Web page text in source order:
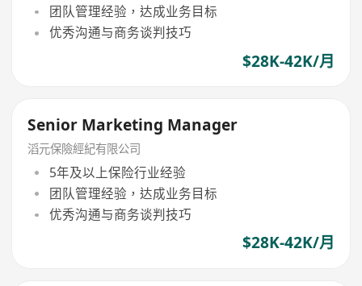
团队管理经验，达成业务目标
优秀沟通与商务谈判技巧
$28K-42K/月
Senior Marketing Manager
滔元保險經紀有限公司
5年及以上保险行业经验
团队管理经验，达成业务目标
优秀沟通与商务谈判技巧
$28K-42K/月